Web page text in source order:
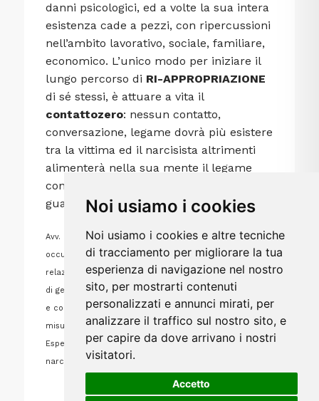
Noi usiamo i cookies
Noi usiamo i cookies e altre tecniche
di tracciamento per migliorare la tua
esperienza di navigazione nel nostro
sito, per mostrarti contenuti
personalizzati e annunci mirati, per
analizzare il traffico sul nostro sito, e
per capire da dove arrivano i nostri
visitatori.
Accetto
danni psicologici, ed a volte la sua intera
esistenza cade a pezzi, con ripercussioni
nell’ambito lavorativo, sociale, familiare,
economico. L’unico modo per iniziare il
lungo percorso di RI-APPROPRIAZIONE
di sé stessi, è attuare a vita il
contattozero: nessun contatto,
conversazione, legame dovrà più esistere
tra la vittima ed il narcisista altrimenti
alimenterà nella sua mente il legame
con lui e ritarderà o impedirà la propria
guarigione.
Avv. Marina Marconato, avvocato Cassazionista, si
occupa di diritto di famiglia e dei contesti familiari e
relazionali violenti. Delegata alla lotta contro la violenza
di genere per Terziario Donna Confcommercio di Roma
e coautrice del progetto #FuturoSicuro che individua
misure contro la violenza di genere e sui minori.
Esperta in criminologia, autrice del blog contattozero
narcisismo e psicopatia